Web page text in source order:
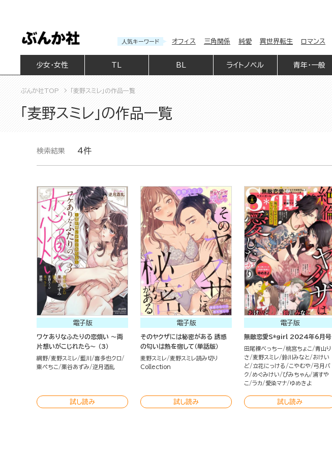
人気キーワード オフィス 三角関係 純愛 異世界転生 ロマンス
少女・女性 BL ライトノベル 青年・一般
ぶんか社TOP 「麦野スミレ」の作品一覧
「麦野スミレ」の作品一覧
検索結果 4件
電子版
ワケありなふたりの恋煩い ～両
片想いがこじれたら～ （3）
網野 麦野スミレ 藍川
喜多也クロ
東ぺちこ
栗谷あずみ 逆月酒乱
試し読み
電子版
そのヤクザには秘密がある 誘惑
の匂いは熱を宿して（単話版）
麦野スミレ
麦野スミレ読み切り
Collection
試し読み
電子版
無敵恋愛S*girl 2024年6月号
田尾裸べっちー 桃宮ちょこ
青山り
さ
麦野スミレ 鈴川みなと
おけい
ど
立花にっける こやむや
弓月バ
ク
めぐみけい ぴみちゃん 浦すや
こ
ラカ 愛染マナ ゆめきよ
試し読み